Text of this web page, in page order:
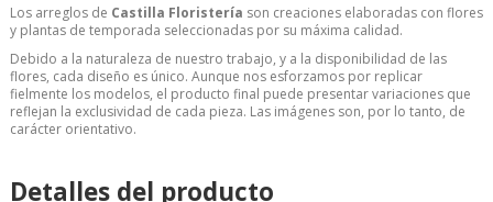
Los arreglos de Castilla Floristería son creaciones elaboradas con flores
y plantas de temporada seleccionadas por su máxima calidad.
Debido a la naturaleza de nuestro trabajo, y a la disponibilidad de las
flores, cada diseño es único. Aunque nos esforzamos por replicar
fielmente los modelos, el producto final puede presentar variaciones que
reflejan la exclusividad de cada pieza. Las imágenes son, por lo tanto, de
carácter orientativo.
Detalles del producto